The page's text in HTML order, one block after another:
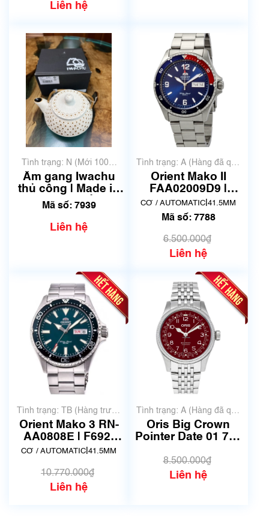
Liên hệ
Tình trạng: N (Mới 100%
chưa qua sử dụng)
Ấm gang Iwachu
thủ công | Made in
Japan | Mã số 7939
Mã số: 7939
Liên hệ
Tình trạng: A (Hàng đã qua
sử dụng nhưng rất đẹp,
không có xước)
Orient Mako II
FAA02009D9 |
AA02-C5-B | Made
in Japnan | Mã số
CƠ / AUTOMATIC 41.5MM
Mã số: 7788
6.500.000₫
Liên hệ
Tình trạng: TB (Hàng trưng
bày, thanh lý)
Orient Mako 3 RN-
AA0808E | F692-
UAA0 | Size
6801
CƠ / AUTOMATIC 41.5MM
10.770.000₫
Liên hệ
Tình trạng: A (Hàng đã qua
sử dụng nhưng rất đẹp,
không có xước)
Oris Big Crown
Pointer Date 01 754
22 | Size 30mm | Mã
số 6757
8.500.000₫
Liên hệ